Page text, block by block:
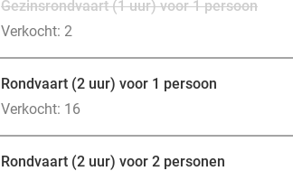
Gezinsrondvaart (1 uur) voor 1 persoon
Verkocht: 2
Rondvaart (2 uur) voor 1 persoon
Verkocht: 16
Rondvaart (2 uur) voor 2 personen